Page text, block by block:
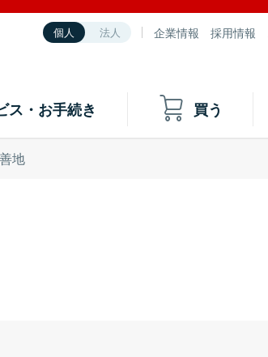
個人 法人 企業情報 採用情報
ス・お手続き 買う
地